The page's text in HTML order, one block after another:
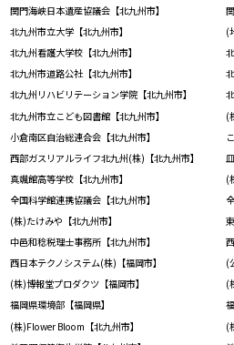
関門海峡日本遺産協議会【北九州市】
北九州市立大学【北九州市】
(
北九州看護大学校【北九州市】
北九州市道路公社【北九州市】
北九州リハビリテーション学院【北九州市】
北九州市立こども図書館【北九州市】
(
小倉南区自治総連合会【北九州市】
西部ガスリアルライフ北九州(株)【北九州市】
真颯館高等学校【北九州市】
(
全国科学館連携協議会【北九州市】
(株)たけみや【北九州市】
中邑和稔税理士事務所【北九州市】
西日本テクノシステム(株)【福岡市】
(
(株)博報堂プロダクツ【福岡市】
(
福岡県環境部【福岡県】
(株)Flower Bloom【北九州市】
(